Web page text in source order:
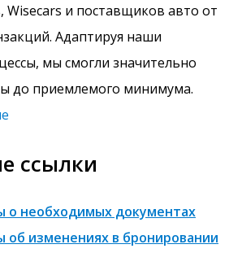
Wisecars и поставщиков авто от
Адаптируя наши
мы смогли значительно
до приемлемого минимума.
ссылки
о необходимых документах
об изменениях в бронировании